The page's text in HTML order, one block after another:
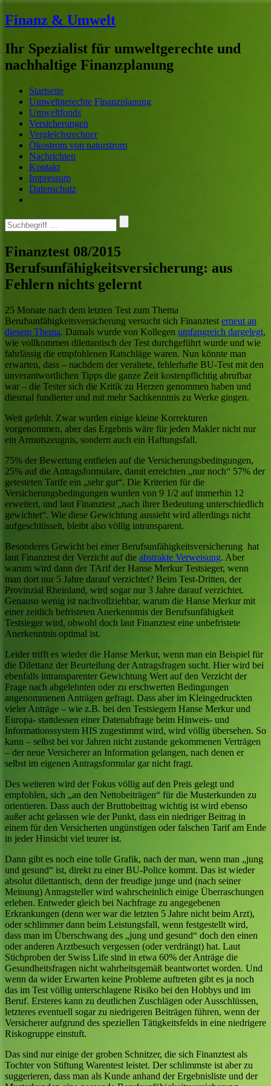
Finanz & Umwelt
Ihr Spezialist für umweltgerechte und
nachhaltige Finanzplanung
Home
Menü
Suche
Startseite
Umweltgerechte Finanzplanung
Umweltfonds
Versicherungen
Vergleichsrechner
Ökostrom von naturstrom
Nachrichten
Kontakt
Impressum
Datenschutz
Search
for
Finanztest 08/2015
Berufsunfähigkeitsversicherung: aus
Fehlern nichts gelernt
25 Monate nach dem letzten Test zum Thema
Berufsunfähigkeitsversicherung versucht sich Finanztest erneut an
diesem Thema. Damals wurde von Kollegen umfangreich dargelegt,
wie vollkommen dilettantisch der Test durchgeführt wurde und wie
fahrlässig die empfohlenen Ratschläge waren. Nun könnte man
erwarten, dass – nachdem der veraltete, fehlerhafte BU-Test mit den
unverantwortlichen Tipps die ganze Zeit kostenpflichtig abrufbar
war – die Tester sich die Kritik zu Herzen genommen haben und
diesmal fundierter und mit mehr Sachkenntnis zu Werke gingen.
Weit gefehlt. Zwar wurden einige kleine Korrekturen
vorgenommen, aber das Ergebnis wäre für jeden Makler nicht nur
ein Armutszeugnis, sondern auch ein Haftungsfall.
75% der Bewertung entfielen auf die Versicherungsbedingungen,
25% auf die Antragsformulare, damit erreichten „nur noch“ 57% der
getesteten Tarife ein „sehr gut“. Die Kriterien für die
Versicherungsbedingungen wurden von 9 1/2 auf immerhin 12
erweitert, und laut Finanztest „nach ihrer Bedeutung unterschiedlich
gewichtet“. Wie diese Gewichtung aussieht wird allerdings nicht
aufgeschlüsselt, bleibt also völlig intransparent.
Besonderes Gewicht bei einer Berufsunfähigkeitsversicherung hat
laut Finanztest der Verzicht auf die abstrakte Verweisung. Aber
warum wird dann der TArif der Hanse Merkur Testsieger, wenn
man dort nur 5 Jahre darauf verzichtet? Beim Test-Dritten, der
Provinzial Rheinland, wird sogar nur 3 Jahre darauf verzichtet.
Genauso wenig ist nachvollziehbar, warum die Hanse Merkur mit
einer zeitlich befristeten Anerkenntnis der Berufsunfähigkeit
Testsieger wird, obwohl doch laut Finanztest eine unbefristete
Anerkenntnis optimal ist.
Leider trifft es wieder die Hanse Merkur, wenn man ein Beispiel für
die Dilettanz der Beurteilung der Antragsfragen sucht. Hier wird bei
ebenfalls intransparenter Gewichtung Wert auf den Verzicht der
Frage nach abgelehnten oder zu erschwerten Bedingungen
angenommenen Anträgen gefragt. Dass aber im Kleingedruckten
vieler Anträge – wie z.B. bei den Testsiegern Hanse Merkur und
Europa- stattdessen einer Datenabfrage beim Hinweis- und
Informationssystem HIS zugestimmt wird, wird völlig übersehen. So
kann – selbst bei vor Jahren nicht zustande gekommenen Verträgen
– der neue Versicherer an Information gelangen, nach denen er
selbst im eigenen Antragsformular gar nicht fragt.
Des weiteren wird der Fokus völlig auf den Preis gelegt und
empfohlen, sich „an den Nettobeiträgen“ für die Musterkunden zu
orientieren. Dass auch der Bruttobeitrag wichtig ist wird ebenso
außer acht gelassen wie der Punkt, dass ein niedriger Beitrag in
einem für den Versicherten ungünstigen oder falschen Tarif am Ende
in jeder Hinsicht viel teurer ist.
Dann gibt es noch eine tolle Grafik, nach der man, wenn man „jung
und gesund“ ist, direkt zu einer BU-Police kommt. Das ist wieder
absolut dilettantisch, denn der freudige junge und (nach seiner
Meinung) Antragsteller wird wahrscheinlich einige Überraschungen
erleben. Entweder gleich bei Nachfrage zu angegebenen
Erkrankungen (denn wer war die letzten 5 Jahre nicht beim Arzt),
oder schlimmer dann beim Leistungsfall, wenn festgestellt wird,
dass man im Überschwang des „jung und gesund“ doch den einen
oder anderen Arztbesuch vergessen (oder verdrängt) hat. Laut
Stichproben der Swiss Life sind in etwa 60% der Anträge die
Gesundheitsfragen nicht wahrheitsgemäß beantwortet worden. Und
wenn da wider Erwarten keine Probleme auftreten gibt es ja noch
das im Test völlig unterschlagene Risiko bei den Hobbys und im
Beruf. Ersteres kann zu deutlichen Zuschlägen oder Ausschlüssen,
letzteres eventuell sogar zu niedrigeren Beiträgen führen, wenn der
Versicherer aufgrund des speziellen Tätigkeitsfelds in eine niedrigere
Riskogruppe einstuft.
Das sind nur einige der groben Schnitzer, die sich Finanztest als
Tochter von Stiftung Warentest leistet. Der schlimmste ist aber zu
suggerieren, dass man als Kunde anhand der Ergebnisliste und der